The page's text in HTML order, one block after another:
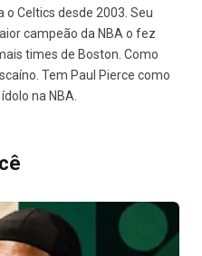
o Celtics desde 2003. Seu
campeão da NBA o fez
times de Boston. Como
Tem Paul Pierce como
na NBA.